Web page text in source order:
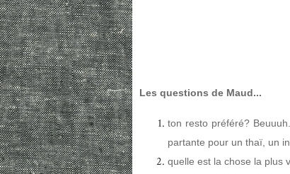
Les questions de Maud...
ton resto préféré?
partante pour un thaï, un
quelle est la chose la plus